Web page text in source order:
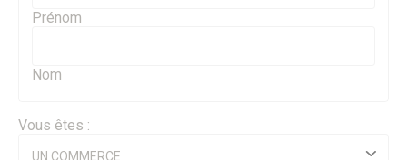
Mes démarches en urbanisme
Plan Local d’Urbanisme
Règlement Local de Publicité
Logement
Mobilité & Transports
Prénom
Nom
Vous êtes :
UN COMMERCE